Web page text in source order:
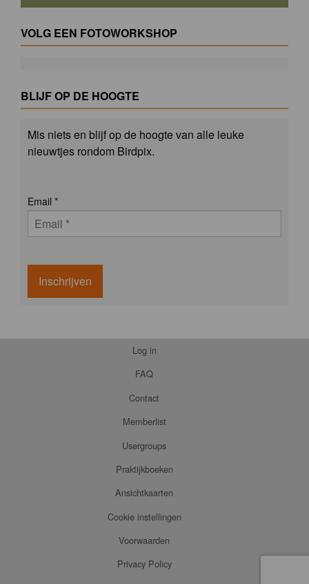
VOLG EEN FOTOWORKSHOP
BLIJF OP DE HOOGTE
Mis niets en blijf op de hoogte van alle leuke
nieuwtjes rondom Birdpix.
Email *
Inschrijven
Log in
FAQ
Contact
Memberlist
Usergroups
Praktijkboeken
Ansichtkaarten
Cookie instellingen
Voorwaarden
Privacy Policy